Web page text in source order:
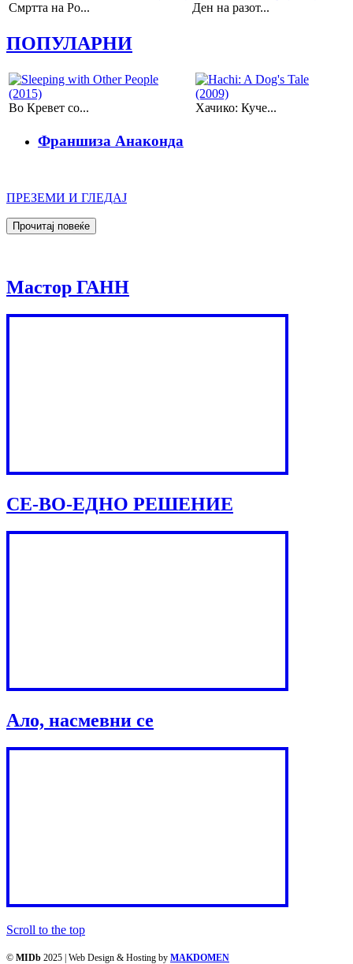
Смртта на Ро... Ден на разот...
ПОПУЛАРНИ
Во Кревет со... Хачико: Куче...
Франшиза Анаконда
ПРЕЗЕМИ И ГЛЕДАЈ
Мастор ГАНН
СЕ-ВО-ЕДНО РЕШЕНИЕ
Ало, насмевни се
Scroll to the top
© MIDb 2025 | Web Design & Hosting by MAKDOMEN